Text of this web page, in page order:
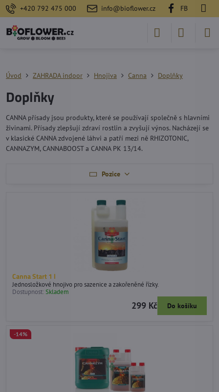
+420 792 475 000 info@bioflower.cz FB
Úvod ZAHRADA indoor Hnojiva Canna Doplňky
Doplňky
CANNA přísady jsou produkty, které se používají společně s hlavními
živinami. Přísady zlepšují zdraví rostlin a zvyšují výnos. Nacházejí se
v klasické CANNA zdvojené láhvi a patří mezi ně RHIZOTONIC,
CANNAZYM, CANNABOOST a CANNA PK 13/14.
Pozice
Canna Start 1 l
Jednosložkové hnojivo pro sazenice a zakořeněné řízky.
Dostupnost:Skladem
299 Kč Do košíku
-14%